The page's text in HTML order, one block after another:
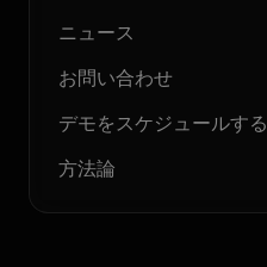
ニュース
お問い合わせ
デモをスケジュールする
方法論